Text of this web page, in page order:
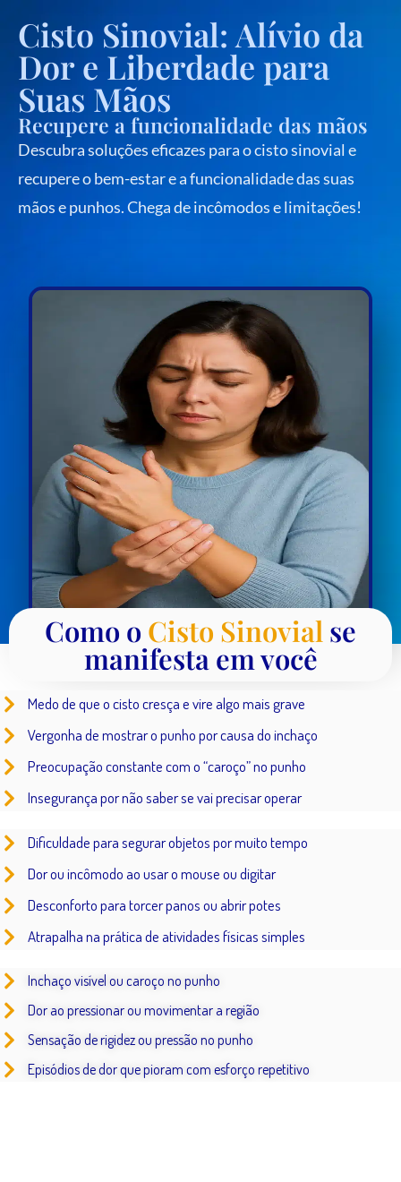
Cisto Sinovial: Alívio da
Dor e Liberdade para
Suas Mãos
Recupere a funcionalidade das mãos
Descubra soluções eficazes para o cisto sinovial e
recupere o bem-estar e a funcionalidade das suas
mãos e punhos. Chega de incômodos e limitações!
Como o Cisto Sinovial se
manifesta em você
Medo de que o cisto cresça e vire algo mais grave
Vergonha de mostrar o punho por causa do inchaço
Preocupação constante com o “caroço” no punho
Insegurança por não saber se vai precisar operar
Dificuldade para segurar objetos por muito tempo
Dor ou incômodo ao usar o mouse ou digitar
Desconforto para torcer panos ou abrir potes
Atrapalha na prática de atividades físicas simples
Inchaço visível ou caroço no punho
Dor ao pressionar ou movimentar a região
Sensação de rigidez ou pressão no punho
Episódios de dor que pioram com esforço repetitivo